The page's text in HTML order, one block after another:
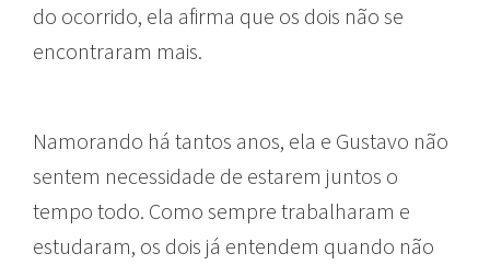
do ocorrido, ela afirma que os dois não se
encontraram mais.
Namorando há tantos anos, ela e Gustavo não
sentem necessidade de estarem juntos o
tempo todo. Como sempre trabalharam e
estudaram, os dois já entendem quando não